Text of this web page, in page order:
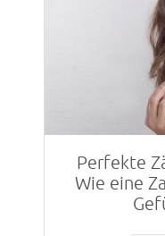
Perfekte
Wie eine